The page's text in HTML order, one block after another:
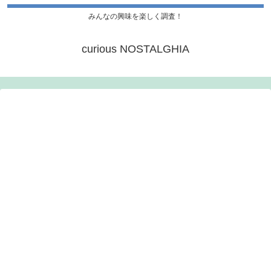
みんなの興味を楽しく調査！
curious NOSTALGHIA